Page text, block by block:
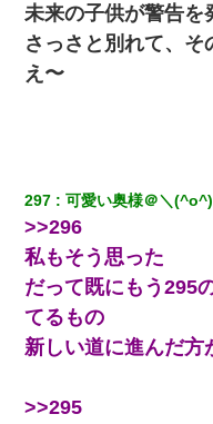
嘘をついてフリン旅行へ
那「娘がシんだよ。何度
と・・・
ずっとニートだと思ってた
とか知らなかった…
三年働いてたパートを突然
引先のトップが母方の叔父
未来の子供が警告を
さっさと別れて、そ
え〜
297 可愛い奥様＠＼
>>296
私もそう思った
だって既にもう295
てるもの
新しい道に進んだ方
>>295